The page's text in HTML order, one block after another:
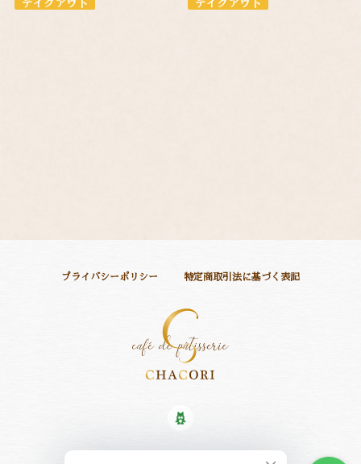
テイクアウト テイクアウト
プライバシーポリシー 特定商取引法に基づく表記